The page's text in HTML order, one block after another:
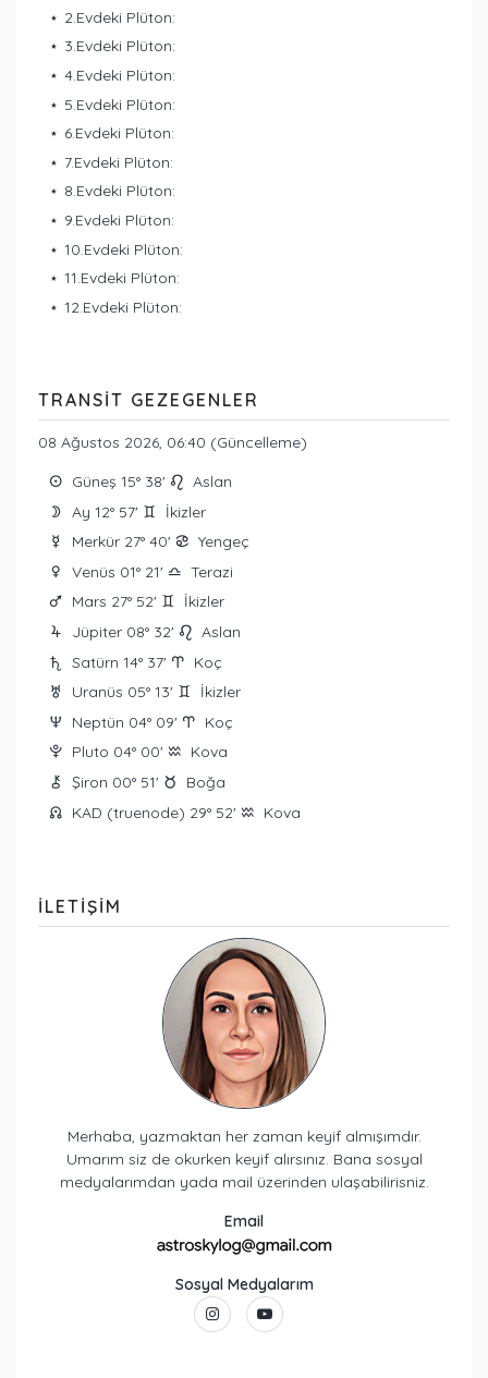
2.Evdeki Plüton:
3.Evdeki Plüton:
4.Evdeki Plüton:
5.Evdeki Plüton:
6.Evdeki Plüton:
7.Evdeki Plüton:
8.Evdeki Plüton:
9.Evdeki Plüton:
10.Evdeki Plüton:
11.Evdeki Plüton:
12.Evdeki Plüton:
TRANSIT GEZEGENLER
08 Ağustos 2026, 06:40 (Güncelleme)
Q Güneş 15° 38' g Aslan
W Ay 12° 57' d İkizler
E Merkür 27° 40' f Yengeç
R Venüs 01° 21' j Terazi
T Mars 27° 52' d İkizler
Y Jüpiter 08° 32' g Aslan
U Satürn 14° 37' a Koç
I Uranüs 05° 13' d İkizler
O Neptün 04° 09' a Koç
P Pluto 04° 00' x Kova
M Şiron 00° 51' s Boğa
{ KAD (truenode) 29° 52' x Kova
ILETIŞIM
Merhaba, yazmaktan her zaman keyif almışımdır.
Umarım siz de okurken keyif alırsınız. Bana sosyal
medyalarımdan yada mail üzerinden ulaşabilirisniz.
Email
Sosyal Medyalarım